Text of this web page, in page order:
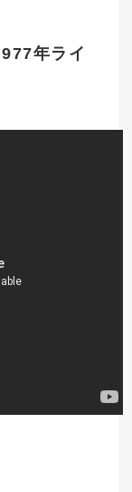
年ライ